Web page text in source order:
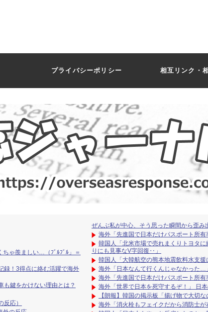
プライバシーポリシー 相互リンク・
ゃ羨ましい…（ﾌﾞﾙﾌﾞﾙ」＝
録！3得点に絡む活躍で海外
も鍵をかけない理由とは？
応）
ぜんぶ私が中心、そう思った瞬間から歪み
海外「先進国で日本だけパスポート所有
韓国人「北米市場で売れまくりトヨタ
りにも見事なV字回復‥」
韓国人「大韓航空の熊本地震飲料水支
海外「日本なんて行くんじゃなかった…
海外「先進国で日本だけパスポート所有
海外「世界で日本を死守するぞ！」 日
【朗報】韓国の掲示板「揚げ物で大切な
海外「消火栓もフェイクだから消防士が